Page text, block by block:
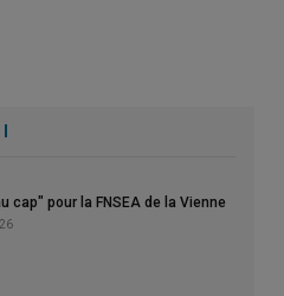
cap" pour la FNSEA de la Vienne